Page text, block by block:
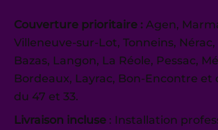
Couverture prioritaire : Agen,
Villeneuve-sur-Lot, Tonneins,
Bazas, Langon, La Réole, Pessac,
Bordeaux, Layrac, Bon-Encontre et
du 47 et 33.
Livraison incluse : Installation